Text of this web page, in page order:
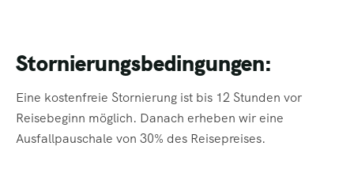
Stornierungsbedingungen:
Eine kostenfreie Stornierung ist bis 12 Stunden vor
Reisebeginn möglich. Danach erheben wir eine
Ausfallpauschale von 30% des Reisepreises.